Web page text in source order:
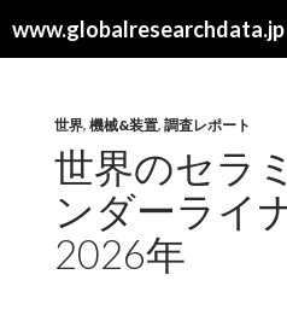
www.globalresearchdata.jp
索
世界, 機械&装置, 調査レポート
世界のセラ
ンダーライ
2026年